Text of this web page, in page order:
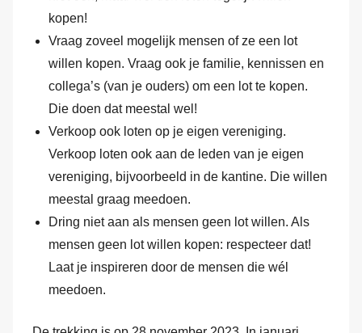
kopen!
Vraag zoveel mogelijk mensen of ze een lot
willen kopen. Vraag ook je familie, kennissen en
collega’s (van je ouders) om een lot te kopen.
Die doen dat meestal wel!
Verkoop ook loten op je eigen vereniging.
Verkoop loten ook aan de leden van je eigen
vereniging, bijvoorbeeld in de kantine. Die willen
meestal graag meedoen.
Dring niet aan als mensen geen lot willen. Als
mensen geen lot willen kopen: respecteer dat!
Laat je inspireren door de mensen die wél
meedoen.